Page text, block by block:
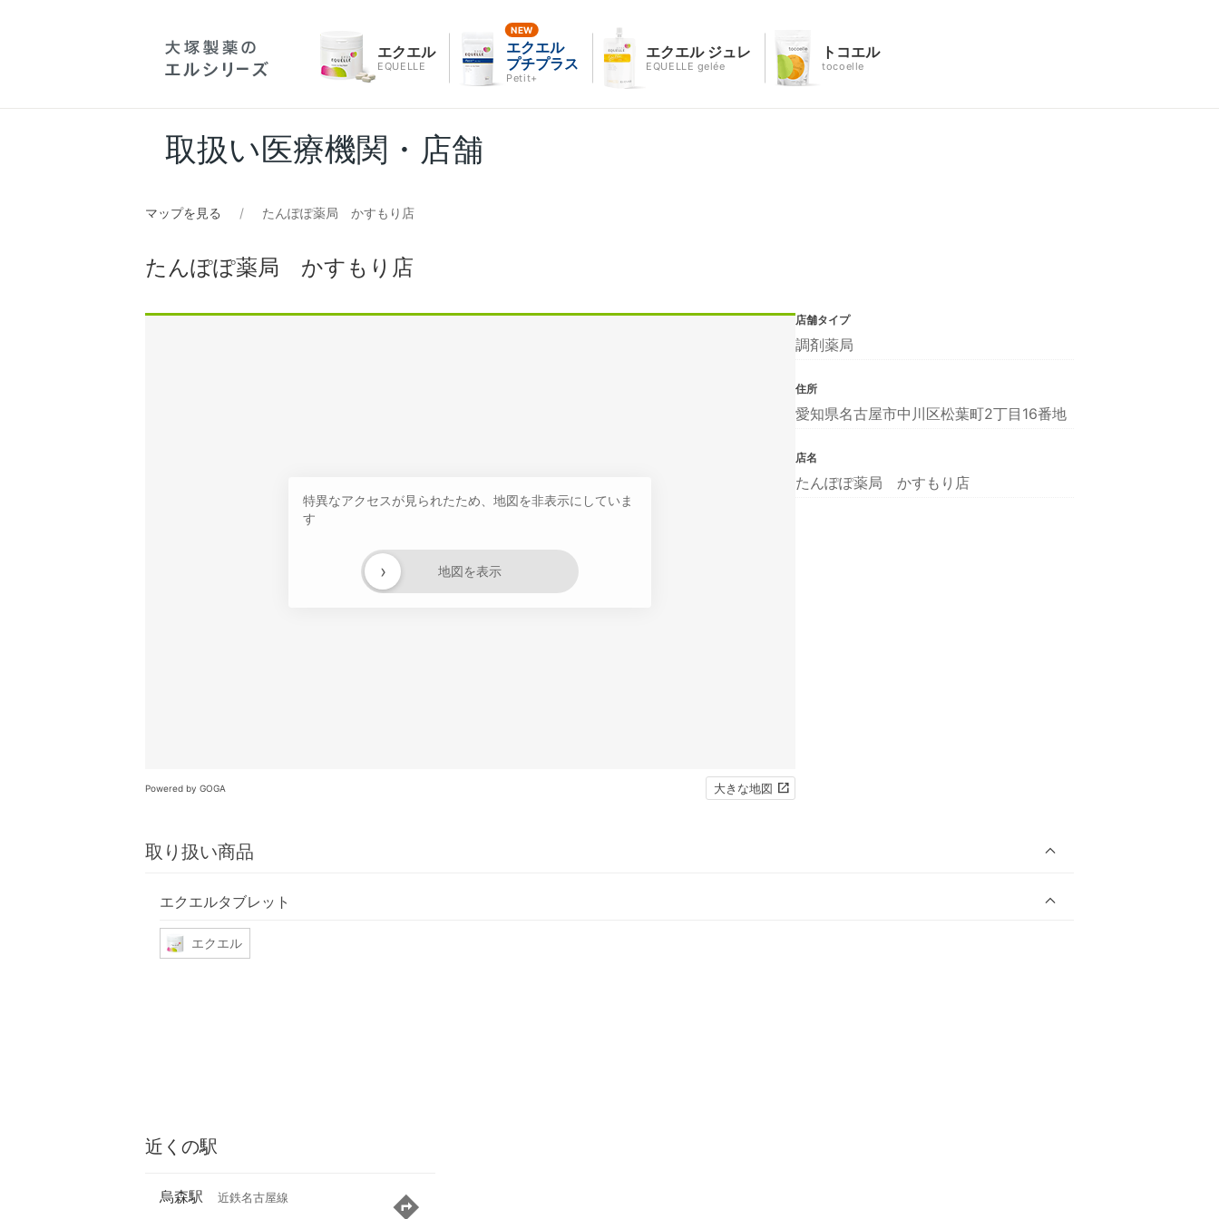
エクエル
EQUELLE
エクエル
プチプラス
Petit+
エクエル ジュレ
EQUELLE gelée
トコエル
tocoelle
取扱い医療機関・店舗
マップを見る たんぽぽ薬局 かすもり店
たんぽぽ薬局 かすもり店
特異なアクセスが見られたため、地図を非表示にしていま
す
地図を表示
›
Powered by GOGA 大きな地図
取り扱い商品
エクエルタブレット
エクエル
店舗タイプ
調剤薬局
住所
愛知県名古屋市中川区松葉町2丁目16番地
店名
たんぽぽ薬局 かすもり店
近くの駅
烏森駅 近鉄名古屋線